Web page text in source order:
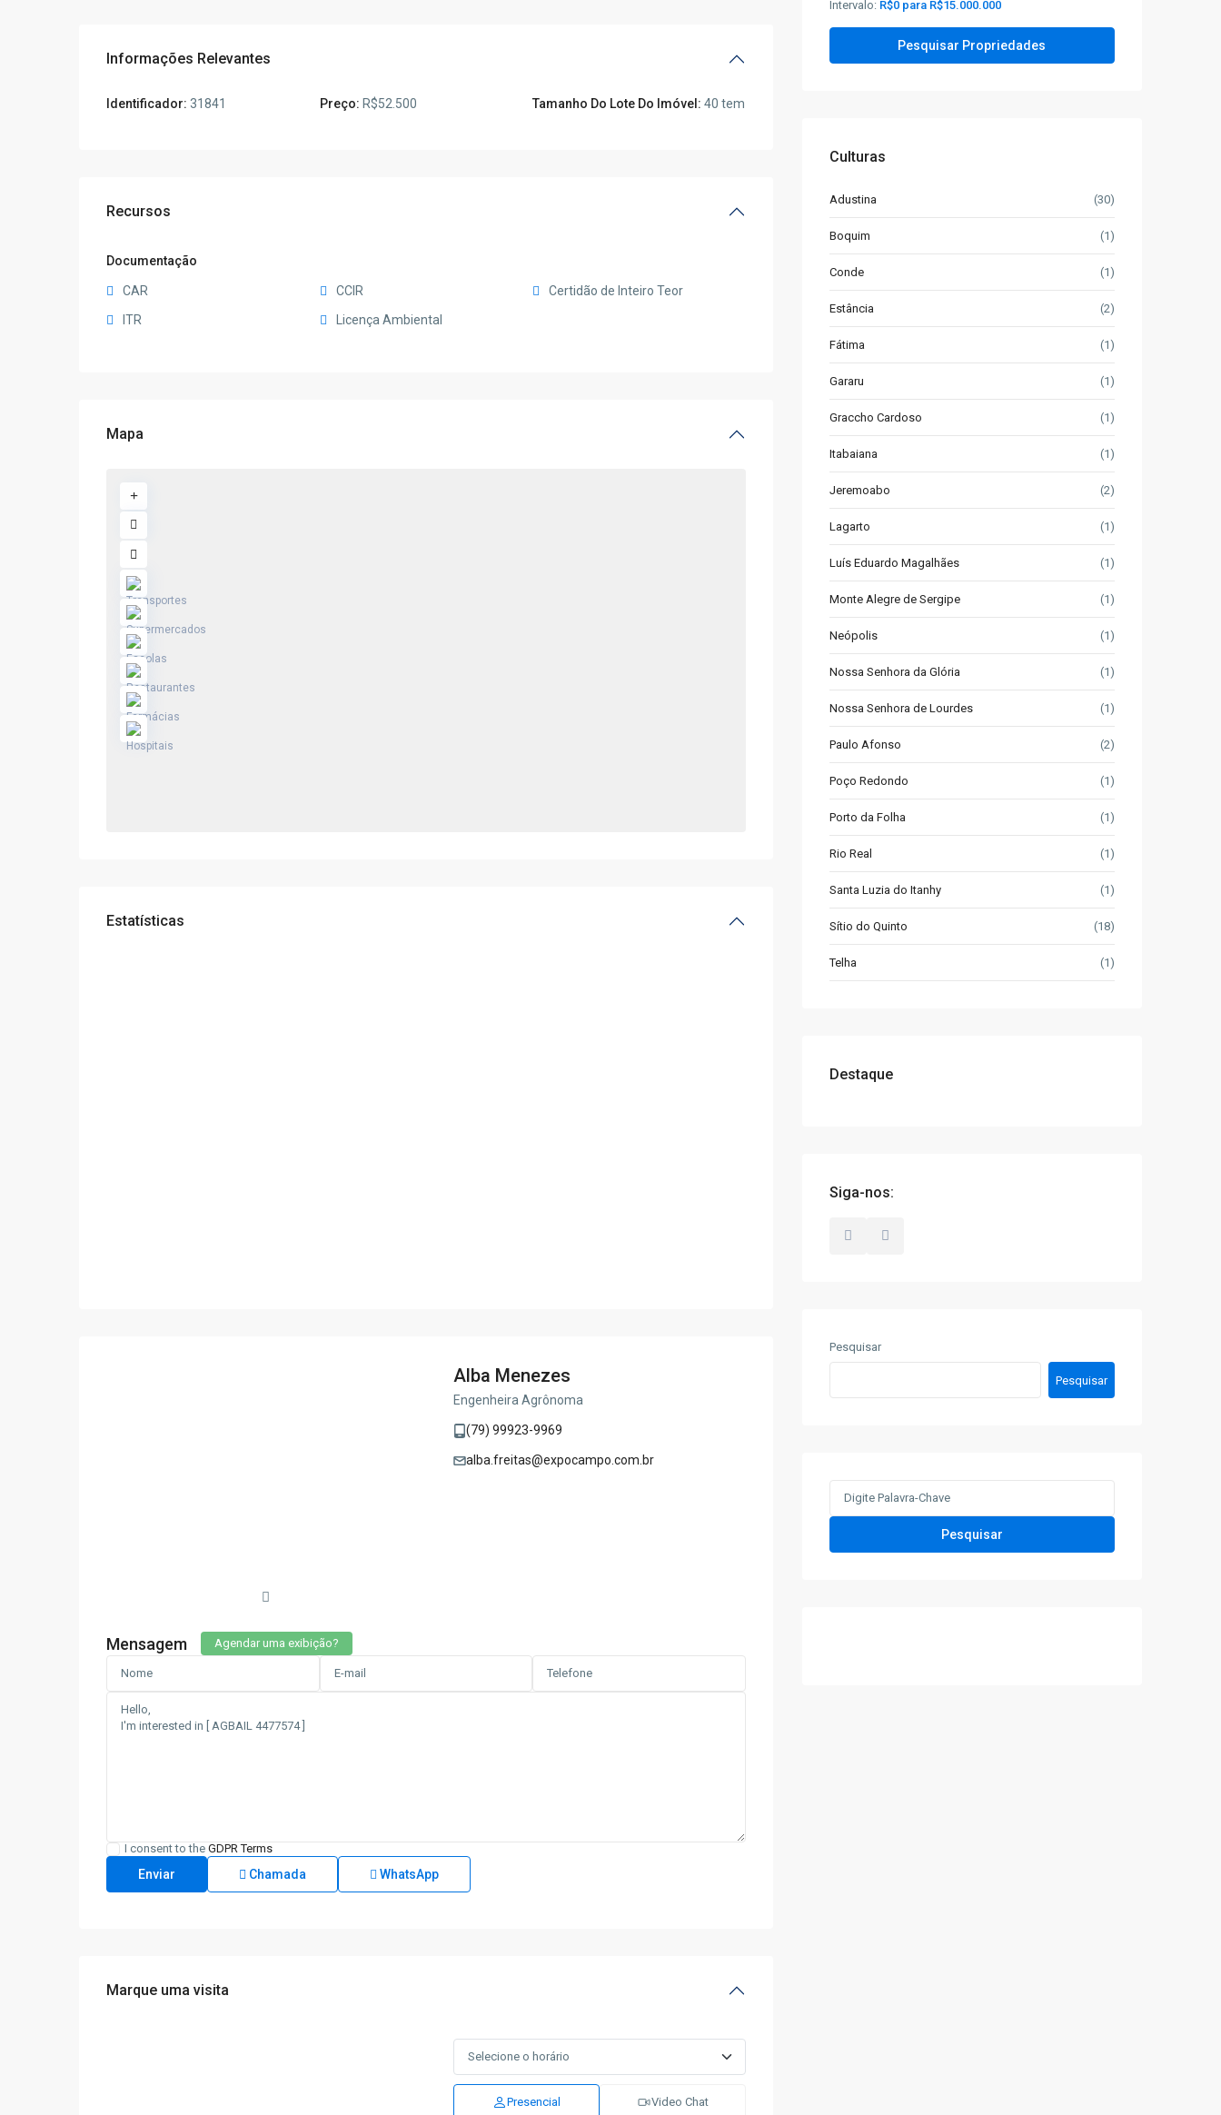
Informações Relevantes
Identificador: 31841 Preço: R$52.500 Tamanho Do Lote Do Imóvel: 40 tem
Recursos
Documentação
CAR CCIR
Certidão de Inteiro Teor
ITR
Licença Ambiental
Mapa
Estatísticas
Alba Menezes
Engenheira Agrônoma
(79) 99923-9969
alba.freitas@expocampo.com.br
Mensagem Agendar uma exibição?
I consent to the GDPR Terms
Chamada WhatsApp
Marque uma visita
Presencial Video Chat
Intervalo: R$0 para R$15.000.000
Culturas
Adustina (30)
Boquim (1)
Conde (1)
Estância (2)
Fátima (1)
Gararu (1)
Graccho Cardoso (1)
Itabaiana (1)
Jeremoabo (2)
Lagarto (1)
Luís Eduardo Magalhães (1)
Monte Alegre de Sergipe (1)
Neópolis (1)
Nossa Senhora da Glória (1)
Nossa Senhora de Lourdes (1)
Paulo Afonso (2)
Poço Redondo (1)
Porto da Folha (1)
Rio Real (1)
Santa Luzia do Itanhy (1)
Sítio do Quinto (18)
Telha (1)
Destaque
Siga-nos:
Pesquisar
Pesquisar
Pesquisar